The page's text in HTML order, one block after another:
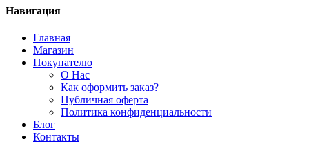
Навигация
Главная
Магазин
Покупателю
О Нас
Как оформить заказ?
Публичная оферта
Политика конфиденциальности
Блог
Контакты